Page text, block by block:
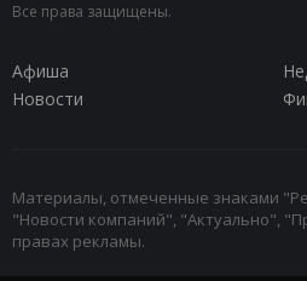
Все права защищены.
Афиша
Новости
Материалы, отмеченные знаками
"Новости компаний", "Актуально",
правах рекламы.